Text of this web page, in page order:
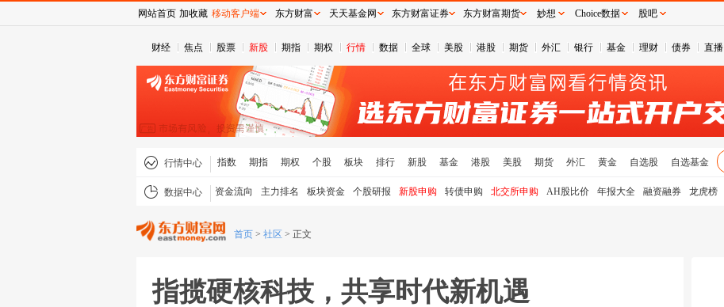
财经 焦点 股票 新股 期指 期权 行情 数据 全球 美股 港股 期货 外汇 银行 基金 理财 债券 直播
行情中心 指数 期指 期权 个股 板块 排行 新股 基金 港股 美股 期货 外汇 黄金 自选股 自选基金
数据中心 资金流向 主力排名 板块资金 个股研报 新股申购 转债申购 北交所申购 AH股比价 年报大全 融资融券 龙虎榜
首页 > 社区 > 正文
指揽硬核科技，共享时代新机遇
网站首页 加收藏 移动客户端 东方财富 天天基金网 东方财富证券 东方财富期货 妙想 Choice数据 股吧